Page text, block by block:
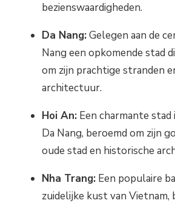
bezienswaardigheden.
Da Nang:Gelegen aan de
Nang een opkomende stad
om zijn prachtige stranden
architectuur.
Hoi An: Een charmante
Da Nang, beroemd om zijn
oude stad en historische
Nha Trang: Een populaire
zuidelijke kust van Vietnam,